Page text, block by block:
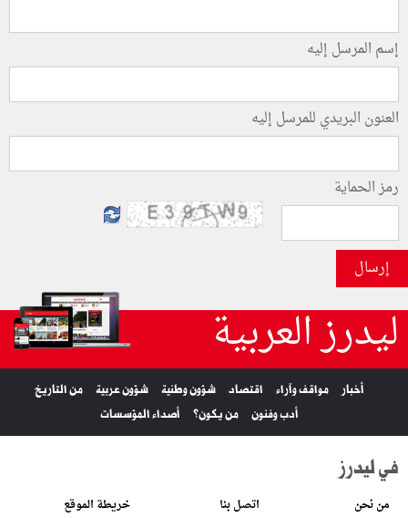
إسم المرسل إليه
العنون البريدي للمرسل إليه
رمز الحماية
إرسال
ليدرز العربية
أخبار مواقف وآراء اقتصاد شؤون وطنية شؤون عربية
من التاريخ
أدب وفنون
من يكون؟ أصداء المؤسسات
في ليدرز
من نحن اتصل بنا خريطة الموقع